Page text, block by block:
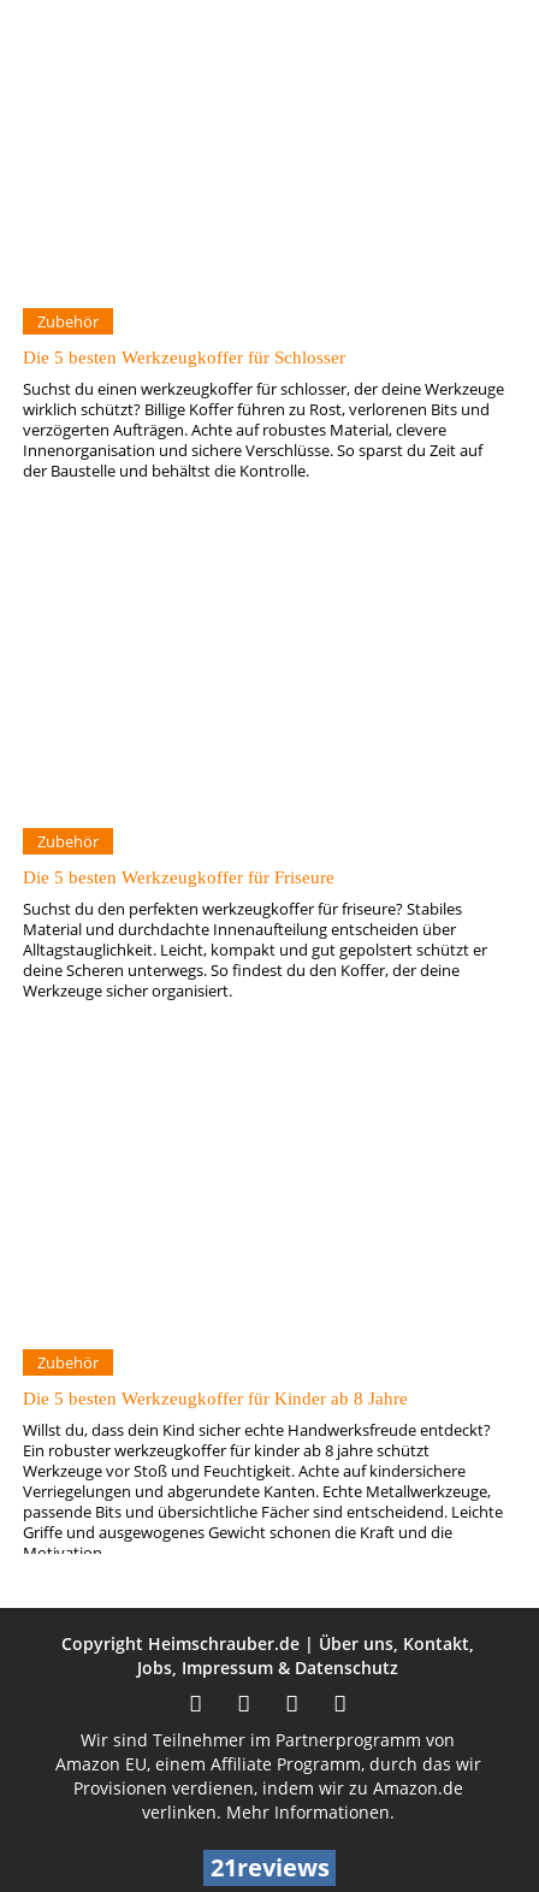
Zubehör
Die 5 besten Werkzeugkoffer für Schlosser
Suchst du einen werkzeugkoffer für schlosser, der deine Werkzeuge
wirklich schützt? Billige Koffer führen zu Rost, verlorenen Bits und
verzögerten Aufträgen. Achte auf robustes Material, clevere
Innenorganisation und sichere Verschlüsse. So sparst du Zeit auf
der Baustelle und behältst die Kontrolle.
Zubehör
Die 5 besten Werkzeugkoffer für Friseure
Suchst du den perfekten werkzeugkoffer für friseure? Stabiles
Material und durchdachte Innenaufteilung entscheiden über
Alltagstauglichkeit. Leicht, kompakt und gut gepolstert schützt er
deine Scheren unterwegs. So findest du den Koffer, der deine
Werkzeuge sicher organisiert.
Zubehör
Die 5 besten Werkzeugkoffer für Kinder ab 8 Jahre
Willst du, dass dein Kind sicher echte Handwerksfreude entdeckt?
Ein robuster werkzeugkoffer für kinder ab 8 jahre schützt
Werkzeuge vor Stoß und Feuchtigkeit. Achte auf kindersichere
Verriegelungen und abgerundete Kanten. Echte Metallwerkzeuge,
passende Bits und übersichtliche Fächer sind entscheidend. Leichte
Griffe und ausgewogenes Gewicht schonen die Kraft und die
Motivation.
Copyright Heimschrauber.de | Über uns, Kontakt,
Jobs, Impressum & Datenschutz
Wir sind Teilnehmer im Partnerprogramm von
Amazon EU, einem Affiliate Programm, durch das wir
Provisionen verdienen, indem wir zu Amazon.de
verlinken. Mehr Informationen.
21reviews